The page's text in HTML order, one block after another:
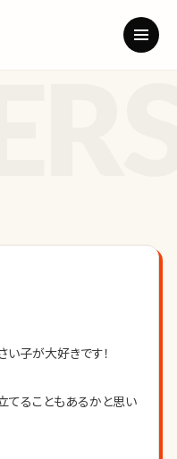
子が大好きです！
てることもあるかと思い